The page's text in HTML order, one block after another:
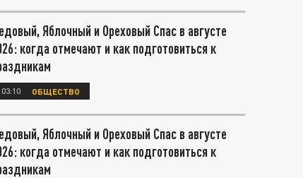
Яблочный и Ореховый Спас в августе
когда отмечают и как подготовиться к
03:10 ОБЩЕСТВО
Яблочный и Ореховый Спас в августе
когда отмечают и как подготовиться к